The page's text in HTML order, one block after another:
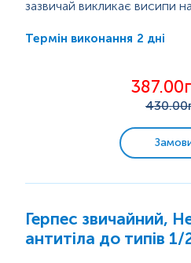
Герпетична інфекція
Епштейн-Барр вірусні
Хелікобактер пілорі
зазвичай викликає висипи
з’являтися в різних місцях.
близькому контакті,
проявлятися. Якщо ж...
Термін виконання 2 дні
430
Герпес звичайний,
антитіла до типів